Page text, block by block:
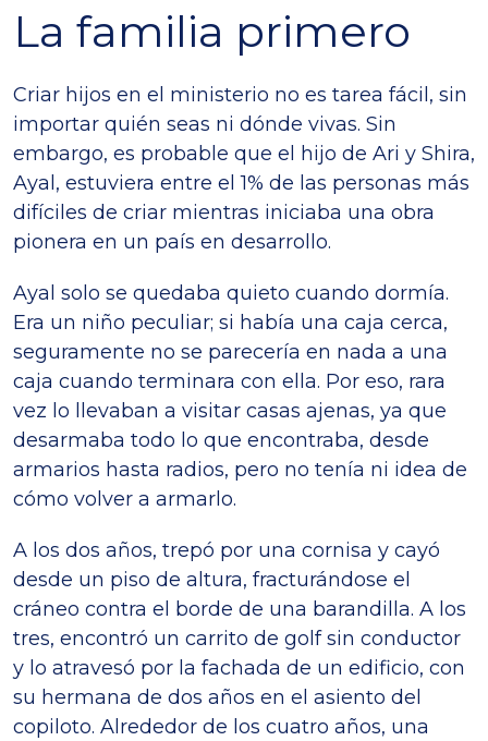
La familia primero
Criar hijos en el ministerio no es tarea fácil, sin
importar quién seas ni dónde vivas. Sin
embargo, es probable que el hijo de Ari y Shira,
Ayal, estuviera entre el 1% de las personas más
difíciles de criar mientras iniciaba una obra
pionera en un país en desarrollo.
Ayal solo se quedaba quieto cuando dormía.
Era un niño peculiar; si había una caja cerca,
seguramente no se parecería en nada a una
caja cuando terminara con ella. Por eso, rara
vez lo llevaban a visitar casas ajenas, ya que
desarmaba todo lo que encontraba, desde
armarios hasta radios, pero no tenía ni idea de
cómo volver a armarlo.
A los dos años, trepó por una cornisa y cayó
desde un piso de altura, fracturándose el
cráneo contra el borde de una barandilla. A los
tres, encontró un carrito de golf sin conductor
y lo atravesó por la fachada de un edificio, con
su hermana de dos años en el asiento del
copiloto. Alrededor de los cuatro años, una